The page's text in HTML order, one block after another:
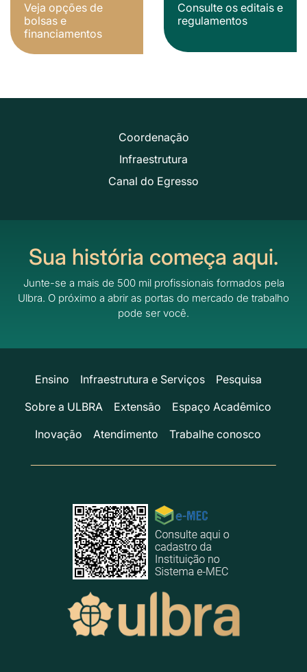
Veja opções de
bolsas e
financiamentos
Consulte os editais e
regulamentos
Coordenação
Infraestrutura
Canal do Egresso
Sua história começa aqui.
Junte-se a mais de 500 mil profissionais formados pela
Ulbra. O próximo a abrir as portas do mercado de trabalho
pode ser você.
Ensino Infraestrutura e Serviços
Pesquisa
Sobre a ULBRA
Extensão
Espaço Acadêmico
Inovação
Atendimento Trabalhe conosco